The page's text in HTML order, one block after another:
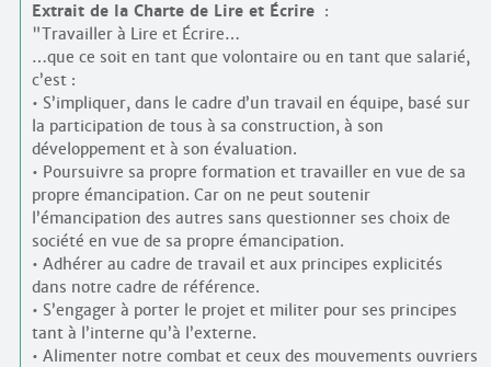
Extrait de la Charte de Lire et Écrire :
"Travailler à Lire et Écrire…
…que ce soit en tant que volontaire ou en tant que salarié,
c’est :
• S’impliquer, dans le cadre d’un travail en équipe, basé sur
la participation de tous à sa construction, à son
développement et à son évaluation.
• Poursuivre sa propre formation et travailler en vue de sa
propre émancipation. Car on ne peut soutenir
l’émancipation des autres sans questionner ses choix de
société en vue de sa propre émancipation.
• Adhérer au cadre de travail et aux principes explicités
dans notre cadre de référence.
• S’engager à porter le projet et militer pour ses principes
tant à l’interne qu’à l’externe.
• Alimenter notre combat et ceux des mouvements ouvriers